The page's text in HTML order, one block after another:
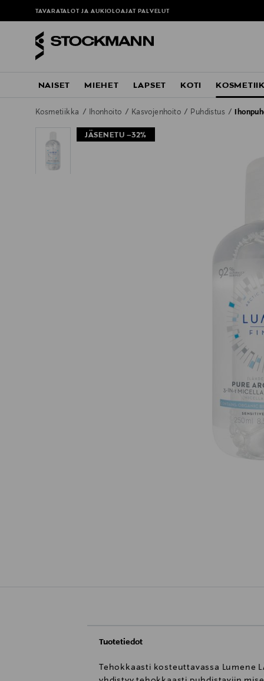
TAVARATALOT JA AUKIOLOAJAT PALVELUT
NAISET MIEHET LAPSET KOTI
Kosmetiikka Ihonhoito Kasvojenhoito Puhdistus
JÄSENETU –32%
Tuotetiedot
Tehokkaasti kosteuttavassa Lumene